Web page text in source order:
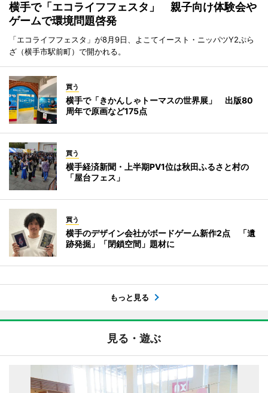
横手で「エコライフフェスタ」 親子向け体験会や
ゲームで環境問題啓発
「エコライフフェスタ」が8月9日、よこてイースト・ニッパツY2ぷら
ざ（横手市駅前町）で開かれる。
買う
横手で「きかんしゃトーマスの世界展」 出版80
周年で原画など175点
買う
横手経済新聞・上半期PV1位は秋田ふるさと村の
「屋台フェス」
買う
横手のデザイン会社がボードゲーム新作2点 「遺
跡発掘」「閉鎖空間」題材に
もっと見る
見る・遊ぶ